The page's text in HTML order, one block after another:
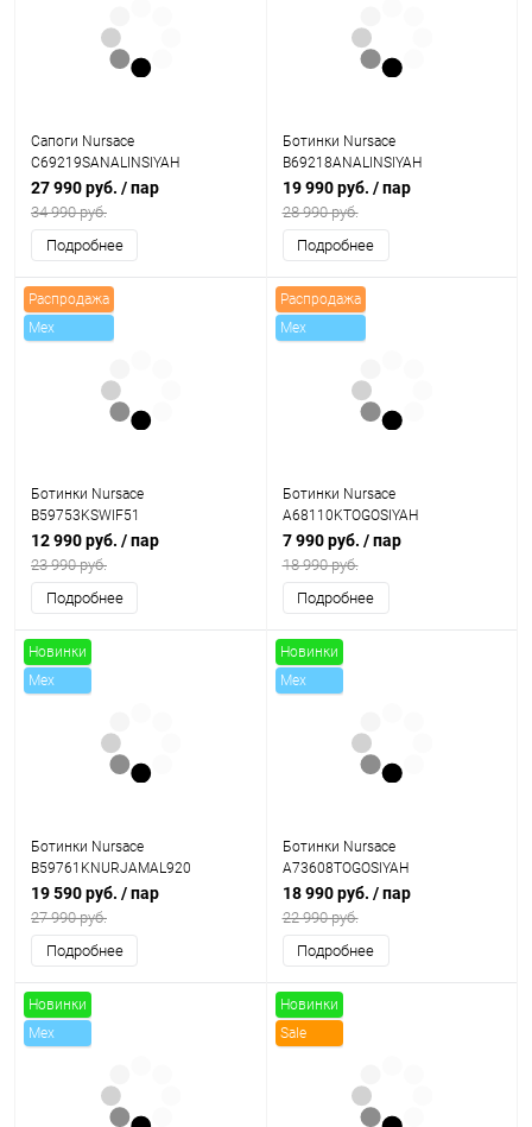
Сапоги Nursace
C69219SANALINSIYAH
27 990 руб. / пар
34 990 руб.
Подробнее
Ботинки Nursace
B69218ANALINSIYAH
19 990 руб. / пар
28 990 руб.
Подробнее
Распродажа
Mex
Ботинки Nursace
B59753KSWIF51
12 990 руб. / пар
23 990 руб.
Подробнее
Распродажа
Mex
Ботинки Nursace
A68110KTOGOSIYAH
7 990 руб. / пар
18 990 руб.
Подробнее
Новинки
Mex
Ботинки Nursace
B59761KNURJAMAL920
19 590 руб. / пар
27 990 руб.
Подробнее
Новинки
Mex
Ботинки Nursace
A73608TOGOSIYAH
18 990 руб. / пар
22 990 руб.
Подробнее
Новинки
Mex
Новинки
Sale